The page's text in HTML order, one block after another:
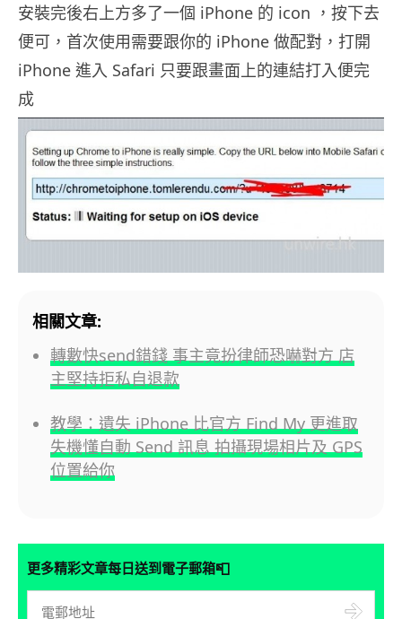
安裝完後右上方多了一個 iPhone 的 icon ，按下去
便可，首次使用需要跟你的 iPhone 做配對，打開
iPhone 進入 Safari 只要跟畫面上的連結打入便完
成
相關文章:
轉數快send錯錢 事主竟扮律師恐嚇對方 店
主堅持拒私自退款
教學：遺失 iPhone 比官方 Find My 更進取
失機懂自動 Send 訊息 拍攝現場相片及 GPS
位置給你
更多精彩文章每日送到電子郵箱📮